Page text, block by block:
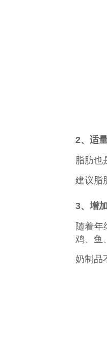
2、适
脂肪也
建议脂
3、增
随着年
鸡、鱼
奶制品